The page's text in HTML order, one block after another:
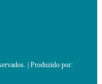
| Produzido por: